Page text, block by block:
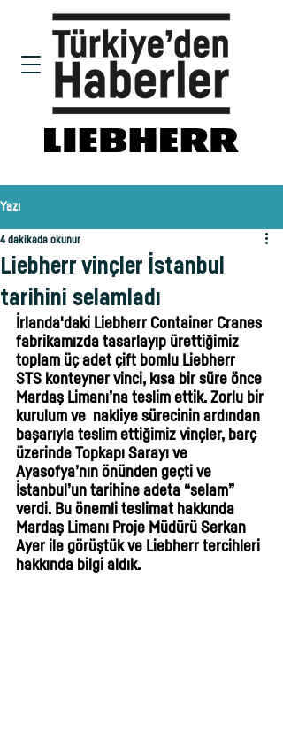
Yazı
Liebherr vinçler İstanbul
tarihini selamladı
4 dakikada okunur
İrlanda'daki Liebherr Container Cranes
fabrikamızda tasarlayıp ürettiğimiz
toplam üç adet çift bomlu Liebherr
STS konteyner vinci, kısa bir süre önce
Mardaş Limanı’na teslim ettik. Zorlu bir
kurulum ve  nakliye sürecinin ardından
başarıyla teslim ettiğimiz vinçler, barç
üzerinde Topkapı Sarayı ve
Ayasofya’nın önünden geçti ve
İstanbul’un tarihine adeta “selam”
verdi. Bu önemli teslimat hakkında
Mardaş Limanı Proje Müdürü Serkan
Ayer ile görüştük ve Liebherr tercihleri
hakkında bilgi aldık.